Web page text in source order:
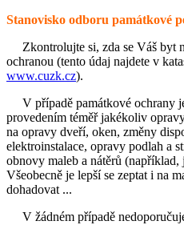
Stanovisko odboru památkové
Zkontrolujte si, zda se Váš byt
ochranou (tento údaj najdete v
www.cuzk.cz).
V případě památkové ochrany
provedením téměř jakékoliv
na opravy dveří, oken, změny
elektroinstalace, opravy podlah a
obnovy maleb a nátěrů
Všeobecně je lepší se zeptat i na
dohadovat ...
V žádném případě